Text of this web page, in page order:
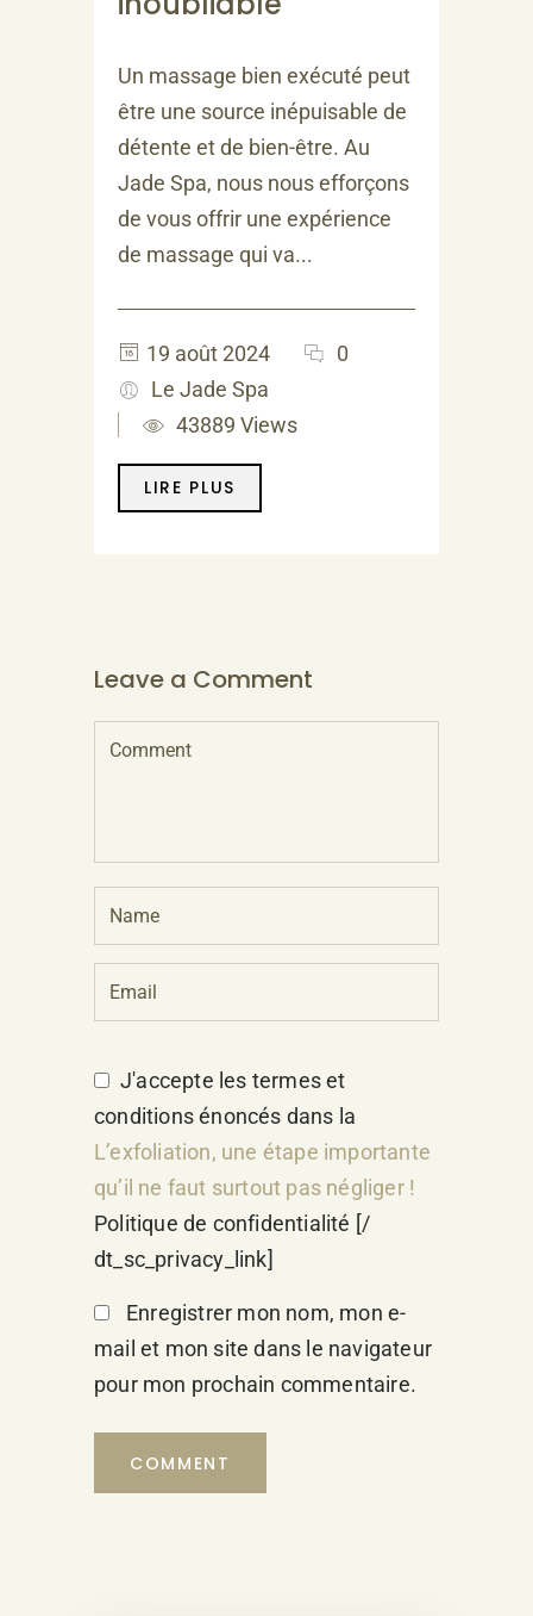
Un massage bien exécuté peut
être une source inépuisable de
détente et de bien-être. Au
Jade Spa, nous nous efforçons
de vous offrir une expérience
de massage qui va...
19 août 2024
0
Le Jade Spa
43889 Views
LIRE PLUS
Leave a Comment
J'accepte les termes et
conditions énoncés dans la
L’exfoliation, une étape importante
qu’il ne faut surtout pas négliger !
Politique de confidentialité [/
dt_sc_privacy_link]
Enregistrer mon nom, mon e-
mail et mon site dans le navigateur
pour mon prochain commentaire.